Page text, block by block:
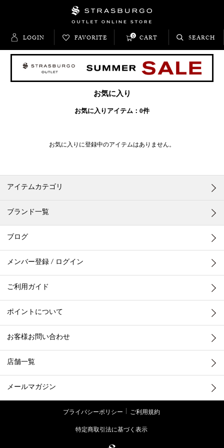
LOGIN FAVORITE CART
0 SEARCH
お気に入り
お気に入りアイテム： 0件
お気に入りに登録中のアイテムはありません。
アイテムカテゴリ
ブランド一覧
ブログ
メンバー登録 / ログイン
ご利用ガイド
ポイントについて
お客様お問い合わせ
店舗一覧
メールマガジン
プライバシーポリシー
ご利用規約
特定商取引法に基づく表示